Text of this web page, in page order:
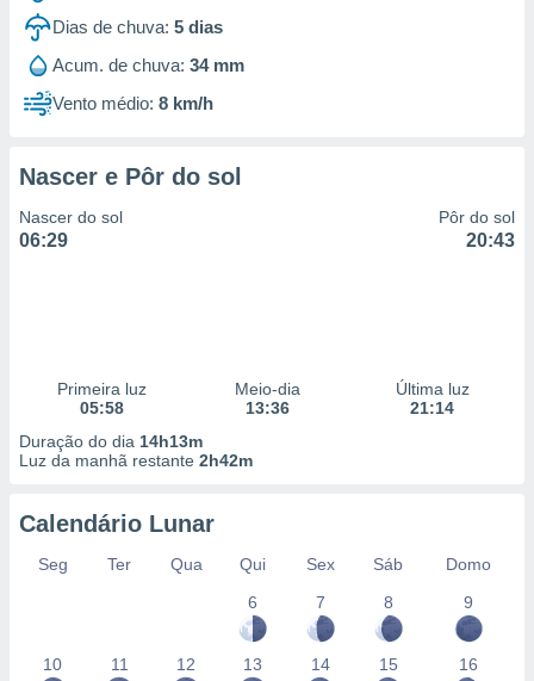
Dias de chuva: 5 dias
Acum. de chuva: 34 mm
Vento médio: 8 km/h
Nascer e Pôr do sol
Nascer do sol
06:29
Pôr do sol
20:43
Primeira luz
05:58
Meio-dia
13:36
Última luz
21:14
Duração do dia 14h13m
Luz da manhã restante 2h42m
Calendário Lunar
Seg Ter Qua Qui Sex Sáb
Domo
6
7 8 9
10 11 12 13 14 15 16